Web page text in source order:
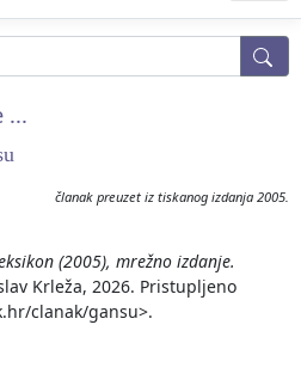
...
članak preuzet iz tiskanog izdanja 2005.
(2005), mrežno izdanje.
Krleža, 2026. Pristupljeno
clanak/gansu>.